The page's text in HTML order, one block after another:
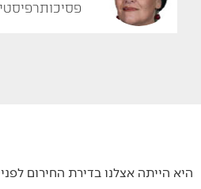
היא הייתה אצלנו בדירת החירום